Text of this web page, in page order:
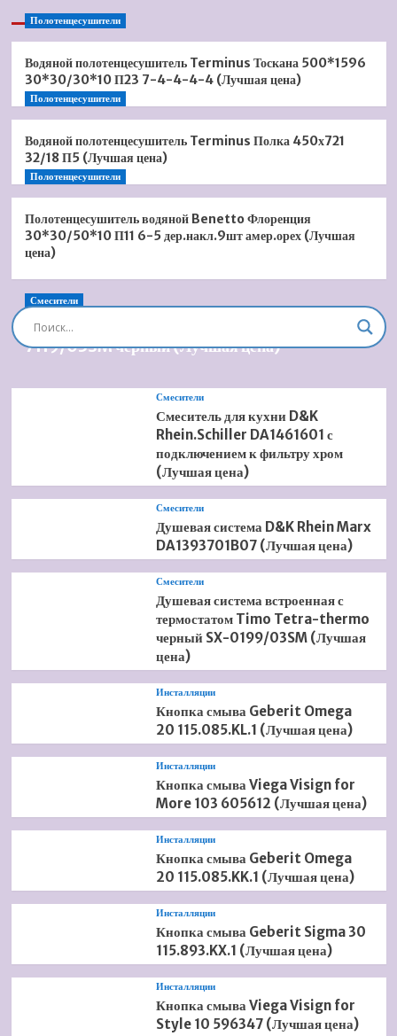
Полотенцесушители
Водяной полотенцесушитель Terminus Тоскана 500*1596
30*30/30*10 П23 7-4-4-4-4 (Лучшая цена)
Полотенцесушители
Водяной полотенцесушитель Terminus Полка 450х721
32/18 П5 (Лучшая цена)
Полотенцесушители
Полотенцесушитель водяной Benetto Флоренция
30*30/50*10 П11 6-5 дер.накл.9шт амер.орех (Лучшая
цена)
Смесители
Душевая система встроенная Timo Briana SX-
7119/03SM черный (Лучшая цена)
Смесители
Смеситель для кухни D&K
Rhein.Schiller DA1461601 с
подключением к фильтру хром
(Лучшая цена)
Смесители
Душевая система D&K Rhein Marx
DA1393701B07 (Лучшая цена)
Смесители
Душевая система встроенная с
термостатом Timo Tetra-thermo
черный SX-0199/03SM (Лучшая
цена)
Инсталляции
Кнопка смыва Geberit Omega
20 115.085.KL.1 (Лучшая цена)
Инсталляции
Кнопка смыва Viega Visign for
More 103 605612 (Лучшая цена)
Инсталляции
Кнопка смыва Geberit Omega
20 115.085.KK.1 (Лучшая цена)
Инсталляции
Кнопка смыва Geberit Sigma 30
115.893.KX.1 (Лучшая цена)
Инсталляции
Кнопка смыва Viega Visign for
Style 10 596347 (Лучшая цена)